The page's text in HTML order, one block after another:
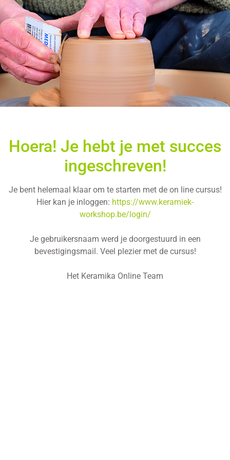
Hoera! Je hebt je met succes
ingeschreven!
Je bent helemaal klaar om te starten met de on line cursus!
Hier kan je inloggen: https://www.keramiek-
workshop.be/login/
Je gebruikersnaam werd je doorgestuurd in een
bevestigingsmail. Veel plezier met de cursus!
Het Keramika Online Team